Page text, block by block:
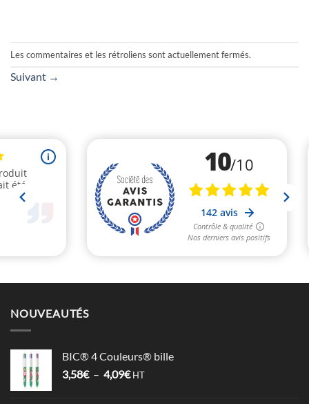
Les commentaires et les rétroliens sont actuellement fermés.
Suivant →
NOUVEAUTÉS
BIC® 4 Couleurs® bille
3,58€ – 4,09€Plage
HT